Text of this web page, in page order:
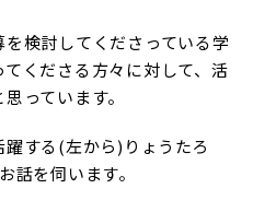
検討してくださっている学
くださる方々に対して、活
っています。
する(左から)りょうたろ
話を伺います。